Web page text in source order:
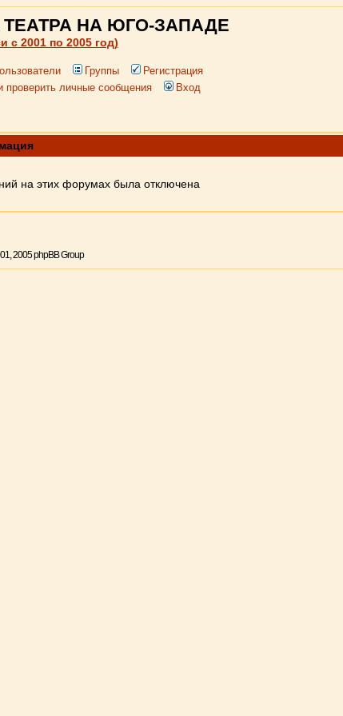
НА ЮГО-ЗАПАДЕ
c 2001 по 2005 год)
Группы
Регистрация
проверить личные сообщения Вход
на этих форумах была отключена
2005 phpBB Group